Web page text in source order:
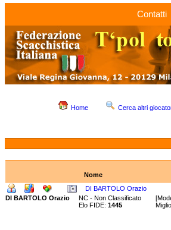
Contatti
Home Cerca altri
Nome
DI BARTOLO Orazio
DI BARTOLO Orazio
NC - Non Classificato
Elo FIDE: 1445